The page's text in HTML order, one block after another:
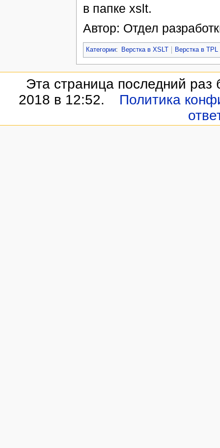
в папке xslt.
Автор: Отдел
Категории: Верстка в XSLT Верстка в TPL
Эта страница последний
2018 в 12:52.
Политика